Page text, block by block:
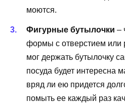
моются.
Фигурные бутылочки –
формы с отверстием или
мог держать бутылочку
посуда будет
вряд ли ею придется
помыть ее каждый раз